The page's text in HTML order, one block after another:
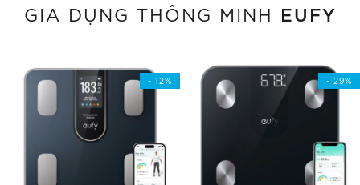
GIA DỤNG THÔNG MINH EUFY
- 12% - 29%